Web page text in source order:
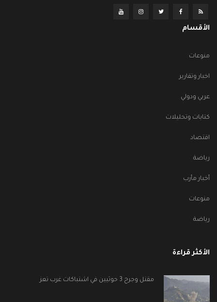
الأقسام
منوعات
اخبار وتقارير
عربي ودولي
كتابات وتحليلات
اقتصاد
رياضة
أخبار مأرب
منوعات
رياضة
الأكثر قراءة
مقتل وجرح 3 حوثيين في اشتباكات غرب تعز